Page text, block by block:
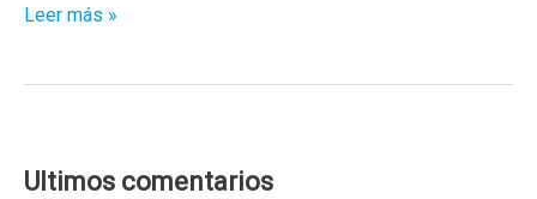
Gente
Leer más »
Ultimos comentarios